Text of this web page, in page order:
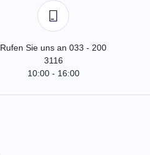
Rufen Sie uns an 033 - 200
3116
10:00 - 16:00